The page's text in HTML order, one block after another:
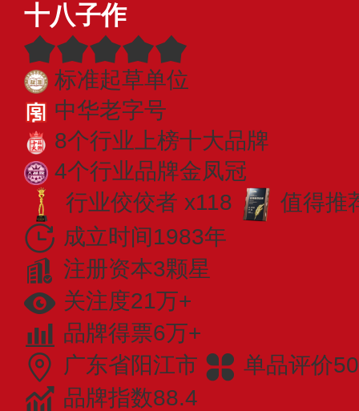
十八子作
标准起草单位
中华老字号
8个行业上榜十大品牌
4个行业品牌金凤冠
行业佼佼者 x118
值得推
成立时间1983年
注册资本3颗星
关注度21万+
品牌得票6万+
广东省阳江市
单品评价
品牌指数88.4